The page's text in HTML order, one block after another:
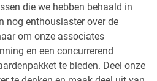
die we hebben behaald in
nog enthousiaster over de
om onze associates
en een concurrerend
te bieden. Deel onze